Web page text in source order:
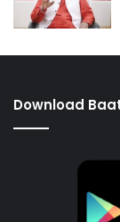
Download